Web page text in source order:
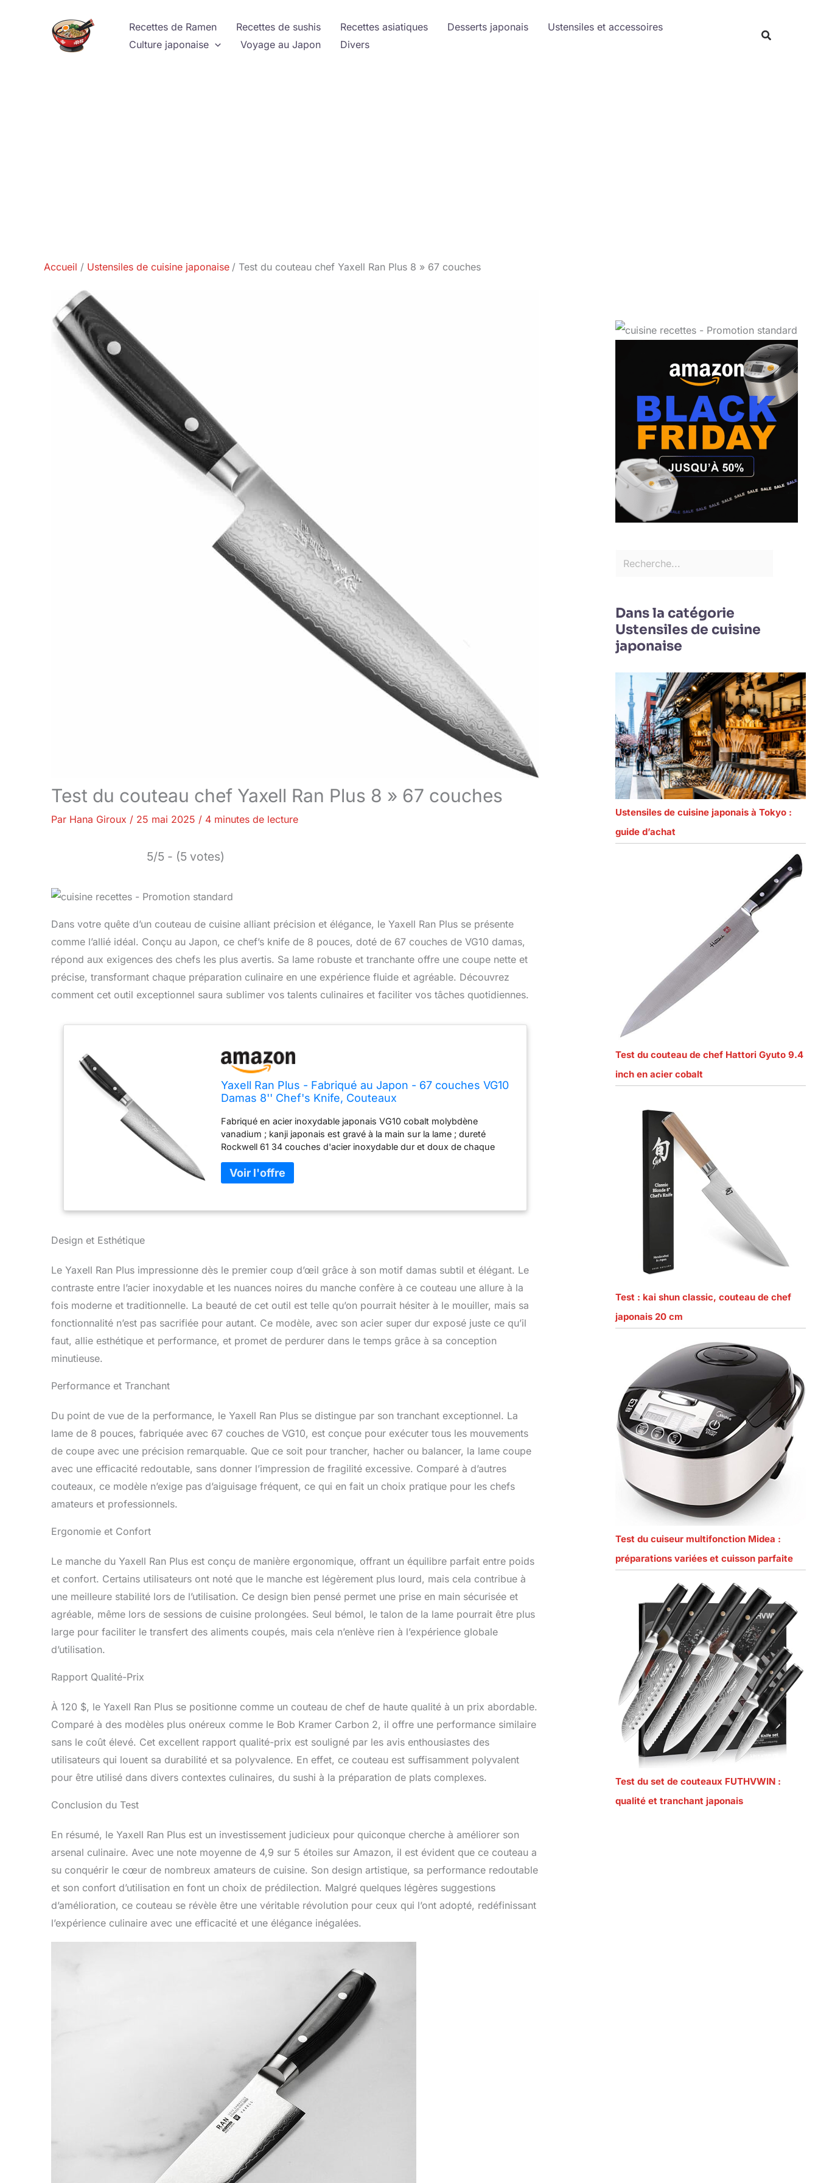
Recettes de Ramen Recettes de sushis Recettes asiatiques Desserts japonais
Ustensiles et accessoires
Culture japonaise
Voyage au Japon Divers
Accueil Ustensiles de cuisine japonaise Test du couteau chef Yaxell Ran Plus 8 » 67 couches
Test du couteau chef Yaxell Ran Plus 8 » 67 couches
Par Hana Giroux / 25 mai 2025 / 4 minutes de lecture
5/5 - (5 votes)
Dans votre quête d’un couteau de cuisine alliant précision et élégance, le Yaxell Ran Plus se présente
comme l’allié idéal. Conçu au Japon, ce chef’s knife de 8 pouces, doté de 67 couches de VG10 damas,
répond aux exigences des chefs les plus avertis. Sa lame robuste et tranchante offre une coupe nette et
précise, transformant chaque préparation culinaire en une expérience fluide et agréable. Découvrez
comment cet outil exceptionnel saura sublimer vos talents culinaires et faciliter vos tâches quotidiennes.
Yaxell Ran Plus - Fabriqué au Japon - 67 couches VG10
Damas 8'' Chef's Knife, Couteaux
Fabriqué en acier inoxydable japonais VG10 cobalt molybdène
vanadium ; kanji japonais est gravé à la main sur la lame ; dureté
Rockwell 61 34 couches d'acier inoxydable dur et doux de chaque
toile de lin approuvée par la FDA, avec deux rivets en acier inoxydable ;
la construction de la poignée intégrale assure solidité, durabilité et
doux - Angle de lame : env. 12° Fabriqué à la main à Seki City, au
Design et Esthétique
Le Yaxell Ran Plus impressionne dès le premier coup d’œil grâce à son motif damas subtil et élégant. Le
contraste entre l’acier inoxydable et les nuances noires du manche confère à ce couteau une allure à la
fois moderne et traditionnelle. La beauté de cet outil est telle qu’on pourrait hésiter à le mouiller, mais sa
fonctionnalité n’est pas sacrifiée pour autant. Ce modèle, avec son acier super dur exposé juste ce qu’il
faut, allie esthétique et performance, et promet de perdurer dans le temps grâce à sa conception
minutieuse.
Performance et Tranchant
Du point de vue de la performance, le Yaxell Ran Plus se distingue par son tranchant exceptionnel. La
lame de 8 pouces, fabriquée avec 67 couches de VG10, est conçue pour exécuter tous les mouvements
de coupe avec une précision remarquable. Que ce soit pour trancher, hacher ou balancer, la lame coupe
avec une efficacité redoutable, sans donner l’impression de fragilité excessive. Comparé à d’autres
couteaux, ce modèle n’exige pas d’aiguisage fréquent, ce qui en fait un choix pratique pour les chefs
amateurs et professionnels.
Ergonomie et Confort
Le manche du Yaxell Ran Plus est conçu de manière ergonomique, offrant un équilibre parfait entre poids
et confort. Certains utilisateurs ont noté que le manche est légèrement plus lourd, mais cela contribue à
une meilleure stabilité lors de l’utilisation. Ce design bien pensé permet une prise en main sécurisée et
agréable, même lors de sessions de cuisine prolongées. Seul bémol, le talon de la lame pourrait être plus
large pour faciliter le transfert des aliments coupés, mais cela n’enlève rien à l’expérience globale
d’utilisation.
Rapport Qualité-Prix
À 120 $, le Yaxell Ran Plus se positionne comme un couteau de chef de haute qualité à un prix abordable.
Comparé à des modèles plus onéreux comme le Bob Kramer Carbon 2, il offre une performance similaire
sans le coût élevé. Cet excellent rapport qualité-prix est souligné par les avis enthousiastes des
utilisateurs qui louent sa durabilité et sa polyvalence. En effet, ce couteau est suffisamment polyvalent
pour être utilisé dans divers contextes culinaires, du sushi à la préparation de plats complexes.
Conclusion du Test
En résumé, le Yaxell Ran Plus est un investissement judicieux pour quiconque cherche à améliorer son
arsenal culinaire. Avec une note moyenne de 4,9 sur 5 étoiles sur Amazon, il est évident que ce couteau a
su conquérir le cœur de nombreux amateurs de cuisine. Son design artistique, sa performance redoutable
et son confort d’utilisation en font un choix de prédilection. Malgré quelques légères suggestions
d’amélioration, ce couteau se révèle être une véritable révolution pour ceux qui l’ont adopté, redéfinissant
l’expérience culinaire avec une efficacité et une élégance inégalées.
Dans la catégorie
Ustensiles de cuisine
japonaise
Ustensiles de cuisine japonais à Tokyo :
guide d’achat
Test du couteau de chef Hattori Gyuto 9.4
inch en acier cobalt
Test : kai shun classic, couteau de chef
japonais 20 cm
Test du cuiseur multifonction Midea :
préparations variées et cuisson parfaite
Test du set de couteaux FUTHVWIN :
qualité et tranchant japonais